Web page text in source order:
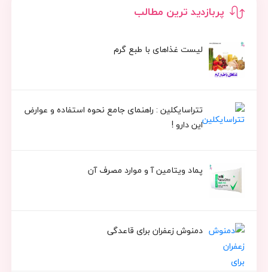
پربازدید ترین مطالب
لیست غذاهای با طبع گرم
تتراسایکلین : راهنمای جامع نحوه استفاده و عوارض
این دارو !
پماد ویتامین آ و موارد مصرف آن
دمنوش زعفران برای قاعدگی